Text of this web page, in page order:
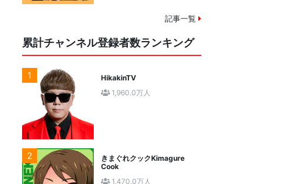
記事一覧
累計チャンネル登録者数ランキング
1
HikakinTV
1,960.0万人
2
きまぐれクックKimagure
Cook
1,470.0万人